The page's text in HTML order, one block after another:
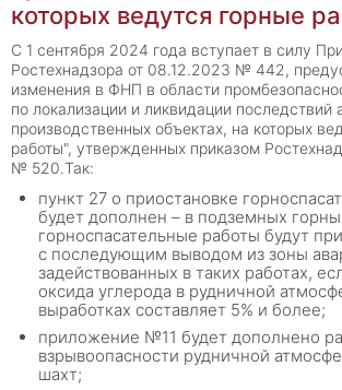
которых ведутся горные
С 1 сентября 2024 года вступает в силу
Ростехнадзора от 08.12.2023 № 442,
изменения в ФНП в области
по локализации и ликвидации последствий
производственных объектах, на которых
работы", утвержденных приказом
№ 520.Так:
пункт 27 о приостановке
будет дополнен – в подземных
горноспасательные работы будут
с последующим выводом из зоны
задействованных в таких работах,
оксида углерода в рудничной
выработках составляет 5% и более;
приложение №11 будет дополнено
взрывоопасности рудничной
шахт;